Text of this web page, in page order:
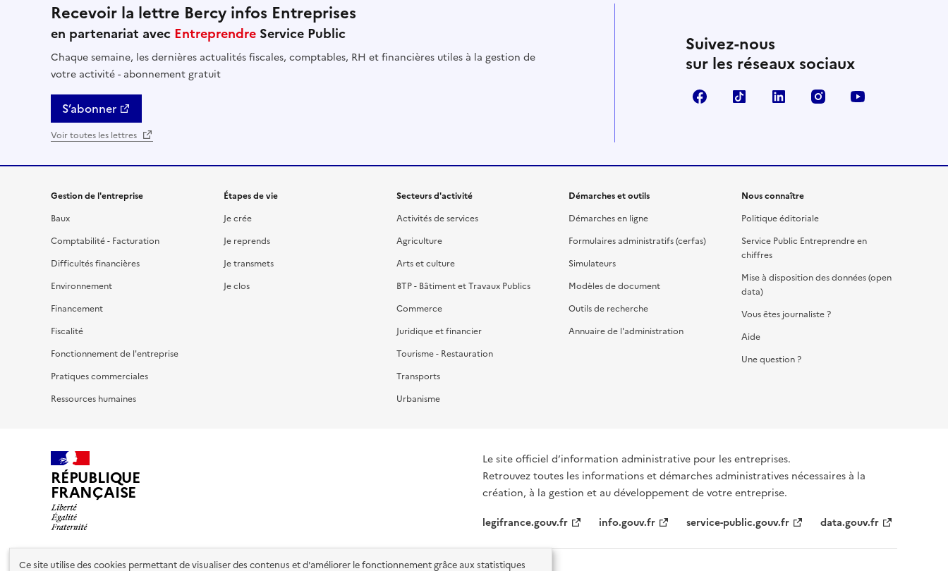
Ce site utilise des cookies permettant de visualiser des contenus et d'améliorer le fonctionnement grâce aux statistiques
Recevoir la lettre Bercy infos Entreprises
en partenariat avec Entreprendre Service Public
Chaque semaine, les dernières actualités fiscales, comptables, RH et financières utiles à la gestion de
votre activité - abonnement gratuit
S’abonner
Voir toutes les lettres
Suivez-nous
sur les réseaux sociaux
FacebookTikTok Linkedin Instagram
Gestion de l'entreprise
Baux
Comptabilité - Facturation
Difficultés financières
Environnement
Financement
Fiscalité
Fonctionnement de l'entreprise
Pratiques commerciales
Ressources humaines
Étapes de vie
Je crée
Je reprends
Je transmets
Je clos
Secteurs d'activité
Activités de services
Agriculture
Arts et culture
BTP - Bâtiment et Travaux Publics
Commerce
Juridique et financier
Tourisme - Restauration
Transports
Urbanisme
Démarches et outils
Démarches en ligne
Formulaires administratifs (cerfas)
Simulateurs
Modèles de document
Outils de recherche
Annuaire de l'administration
Nous connaître
Politique éditoriale
Service Public Entreprendre en
chiffres
Mise à disposition des données (open
data)
Vous êtes journaliste ?
Aide
Une question ?
RÉPUBLIQUE
FRANÇAISE
Le site officiel d’information administrative pour les entreprises.
Retrouvez toutes les informations et démarches administratives nécessaires à la
création, à la gestion et au développement de votre entreprise.
legifrance.gouv.fr
info.gouv.fr service-public.gouv.fr data.gouv.fr
Nos partenaires